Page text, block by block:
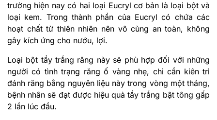
trường hiện nay có hai loại Eucryl cơ bản là loại bột và
loại kem. Trong thành phần của Eucryl có chứa các
hoạt chất từ thiên nhiên nên vô cùng an toàn, không
gây kích ứng cho nướu, lợi.
Loại bột tẩy trắng răng này sẽ phù hợp đối với những
người có tình trạng răng ố vàng nhẹ, chỉ cần kiên trì
đánh răng bằng nguyên liệu này trong vòng một tháng,
bệnh nhân sẽ đạt được hiệu quả tẩy trắng bật tông gấp
2 lần lúc đầu.